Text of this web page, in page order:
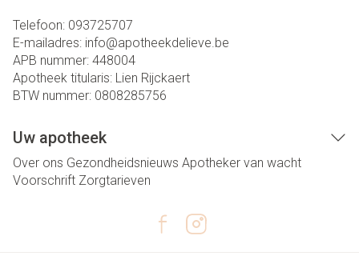
Telefoon: 093725707
E-mailadres: info@apotheekdelieve.be
APB nummer: 448004
Apotheek titularis: Lien Rijckaert
BTW nummer: 0808285756
Uw apotheek
Over ons Gezondheidsnieuws Apotheker van wacht
Voorschrift Zorgtarieven